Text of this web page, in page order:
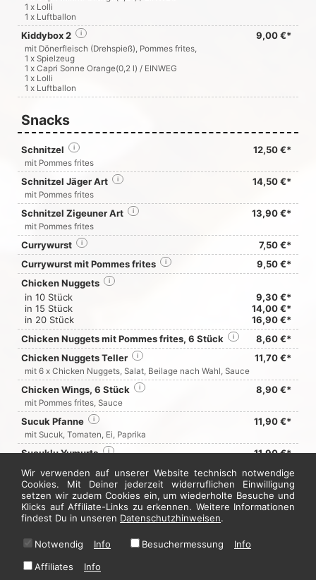
1 x Lolli
1 x Luftballon
Kiddybox 2 9,00 €*
i
mit Dönerfleisch (Drehspieß), Pommes frites,
1 x Spielzeug
1 x Capri Sonne Orange(0,2 l) / EINWEG
1 x Lolli
1 x Luftballon
Snacks
Schnitzel 12,50 €*
i
mit Pommes frites
Schnitzel Jäger Art 14,50 €*
i
mit Pommes frites
Schnitzel Zigeuner Art 13,90 €*
i
mit Pommes frites
Currywurst 7,50 €*
i
Currywurst mit Pommes frites 9,50 €*
i
Chicken Nuggets i
in 10 Stück
9,30 €*
in 15 Stück
14,00 €*
in 20 Stück
16,90 €*
Chicken Nuggets mit Pommes frites, 6 Stück
8,60 €*
i
Chicken Nuggets Teller 11,70 €*
i
mit 6 x Chicken Nuggets, Salat, Beilage nach Wahl, Sauce
Chicken Wings, 6 Stück 8,90 €*
i
mit Pommes frites, Sauce
Sucuk Pfanne 11,90 €*
i
mit Sucuk, Tomaten, Ei, Paprika
Sucuklu Yumurta 11,90 €*
i
Jetzt hier bestellen
* Alle Preise in Euro inkl. gesetzl. MwSt. Abbildungen können ggf. abweichen.
Wir verwenden auf unserer Website technisch notwendige
Cookies. Mit Deiner jederzeit widerruflichen Einwilligung
setzen wir zudem Cookies ein, um wiederholte Besuche und
Klicks auf Affiliate-Links zu erkennen. Weitere Informationen
findest Du in unseren Datenschutzhinweisen.
Notwendig Info Besuchermessung
Info
Affiliates
Info